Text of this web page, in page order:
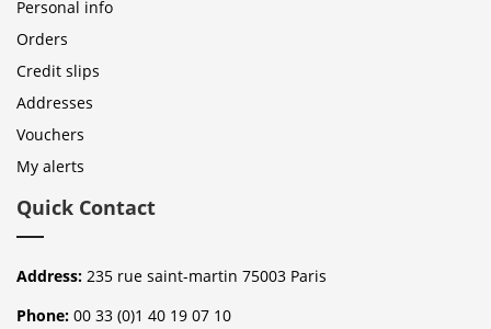
Personal info
Orders
Credit slips
Addresses
Vouchers
My alerts
Quick Contact
Address: 235 rue saint-martin 75003 Paris
Phone: 00 33 (0)1 40 19 07 10